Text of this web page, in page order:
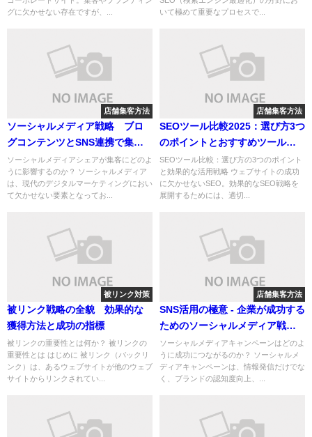
グに欠かせない存在ですが、...
いて極めて重要なプロセスで...
店舗集客方法
ソーシャルメディア戦略 ブロ
グコンテンツとSNS連携で集客
を拡大する方法
ソーシャルメディアシェアが集客にどのよ
うに影響するのか？ ソーシャルメディア
は、現代のデジタルマーケティングにおい
て欠かせない要素となってお...
店舗集客方法
SEOツール比較2025：選び方3つ
のポイントとおすすめツール徹
底解説
SEOツール比較：選び方の3つのポイント
と効果的な活用戦略 ウェブサイトの成功
に欠かせないSEO。効果的なSEO戦略を
展開するためには、適切...
被リンク対策
被リンク戦略の全貌 効果的な
獲得方法と成功の指標
被リンクの重要性とは何か？ 被リンクの
重要性とは はじめに 被リンク（バックリ
ンク）は、あるウェブサイトが他のウェブ
サイトからリンクされてい...
店舗集客方法
SNS活用の極意 - 企業が成功する
ためのソーシャルメディア戦略
とは
ソーシャルメディアキャンペーンはどのよ
うに成功につながるのか？ ソーシャルメ
ディアキャンペーンは、情報発信だけでな
く、ブランドの認知度向上、...